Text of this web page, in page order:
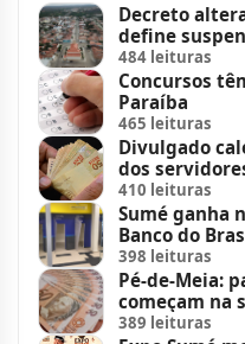
Decreto
define
feriados
484 leituras
Concursos
Paraíba
465 leituras
Divulgado
dos
410 leituras
Sumé ganha
Banco do
398 leituras
Pé-de-Meia:
começam na
389 leituras